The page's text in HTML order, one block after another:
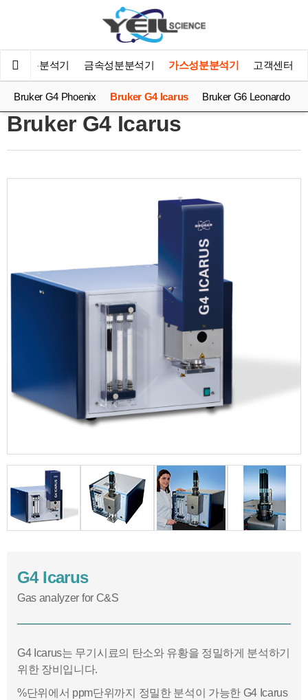
용 성분분석기 금속성분분석기 가스성분분석기 고객센터
Bruker G4 Phoenix Bruker G4 Icarus Bruker G6 Leonardo
Bruker G4 Icarus
G4 Icarus
Gas analyzer for C&S
G4 Icarus는 무기시료의 탄소와 유황을 정밀하게 분석하기
위한 장비입니다.
%단위에서 ppm단위까지 정밀한 분석이 가능한 G4 Icarus